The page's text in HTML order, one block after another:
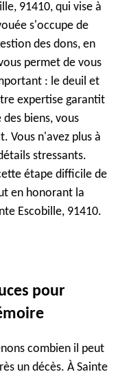
91410, qui vise à
s'occupe de
des dons, en
permet de vous
: le deuil et
expertise garantit
biens, vous
Vous n'avez plus à
stressants.
étape difficile de
en honorant la
Escobille, 91410.
pour
combien il peut
un décès. À Sainte